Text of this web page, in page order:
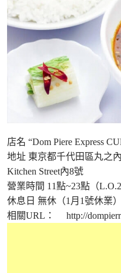
店名 “Dom Piere Express
地址 東京都千代田區丸之
Kitchen Street內8號
營業時間 11點~23點（
休息日 無休（1月1號休業）
相關URL： http://